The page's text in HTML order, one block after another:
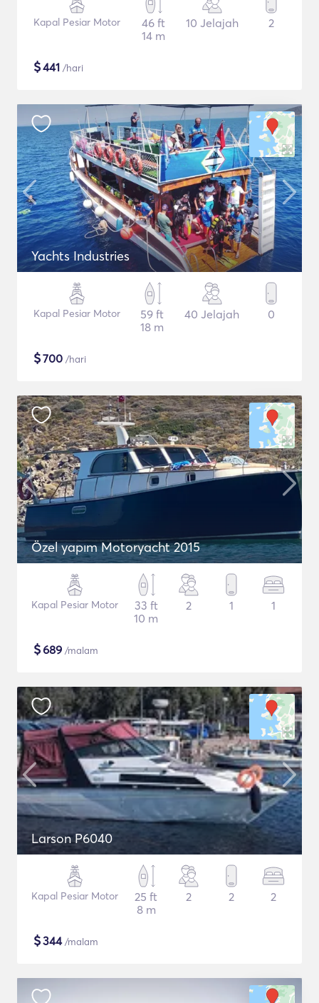
Kapal Pesiar Motor
46 ft
14 m
10 Jelajah 2
$441 /hari
Yachts Industries
Kapal Pesiar Motor
59 ft
18 m
40 Jelajah 0
$700 /hari
Özel yapım Motoryacht 2015
Kapal Pesiar Motor
33 ft
10 m
2 1 1
$689 /malam
Larson P6040
Kapal Pesiar Motor
25 ft
8 m
2 2 2
$344/malam